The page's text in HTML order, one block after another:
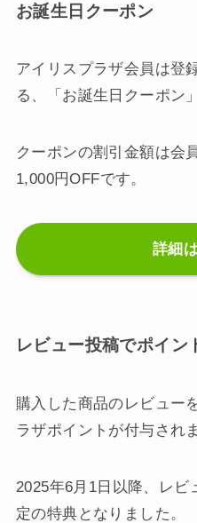
お誕生日クーポン
アイリスプラザ会員は登
る、「お誕生日クーポン
クーポンの割引金額は会
1,000円OFFです。
詳細
レビュー投稿でポイン
購入した商品のレビュー
ラザポイントが付与され
2025年6月1日以降、レビ
定の特典となりました。